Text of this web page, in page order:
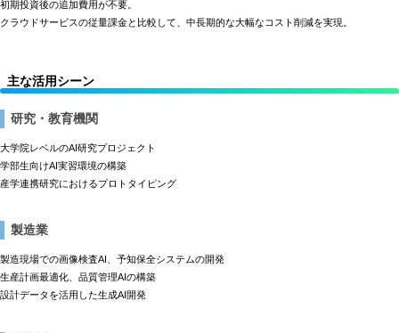
初期投資後の追加費用が不要。
クラウドサービスの従量課金と比較して、中長期的な大幅なコスト削減を実現。
主な活用シーン
研究・教育機関
大学院レベルのAI研究プロジェクト
学部生向けAI実習環境の構築
産学連携研究におけるプロトタイピング
製造業
製造現場での画像検査AI、予知保全システムの開発
生産計画最適化、品質管理AIの構築
設計データを活用した生成AI開発